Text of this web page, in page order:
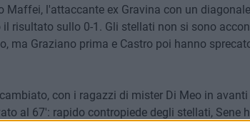
Maffei, l'attaccante ex Gravina con un
risultato sullo 0-1. Gli stellati non si sono
ma Graziano prima e Castro poi hanno
con i ragazzi di mister Di Meo in
al 67': rapido contropiede degli stellati, Sene